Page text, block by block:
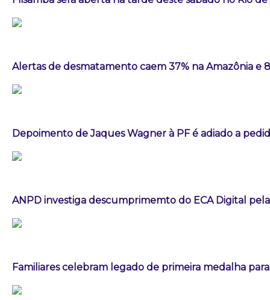
Alertas de desmatamento caem 37% na Amazônia e
Depoimento de Jaques Wagner à PF é adiado a
ANPD investiga descumprimemto do ECA Digital
Familiares celebram legado de primeira medalha